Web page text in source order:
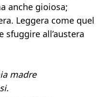
anche gioiosa;
Leggera come quel
sfuggire all’austera
madre